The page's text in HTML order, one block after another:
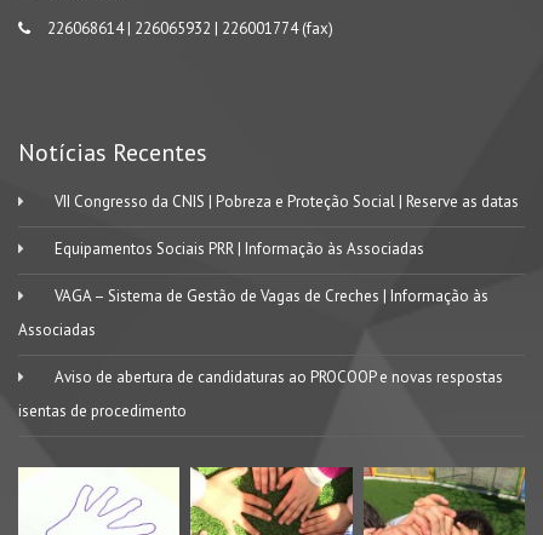
226068614 | 226065932 | 226001774 (fax)
Notícias Recentes
VII Congresso da CNIS | Pobreza e Proteção Social | Reserve as datas
Equipamentos Sociais PRR | Informação às Associadas
VAGA – Sistema de Gestão de Vagas de Creches | Informação às
Associadas
Aviso de abertura de candidaturas ao PROCOOP e novas respostas
isentas de procedimento